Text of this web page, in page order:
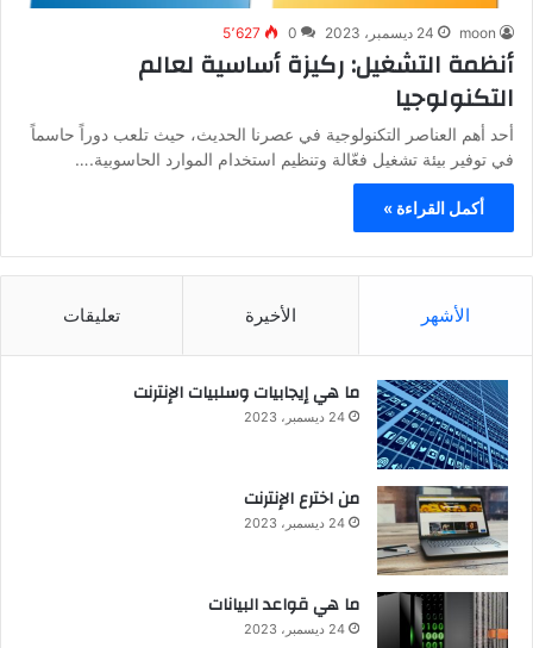
moon 24 ديسمبر، 2023 0 5٬627
أنظمة التشغيل: ركيزة أساسية لعالم
التكنولوجيا
أحد أهم العناصر التكنولوجية في عصرنا الحديث، حيث تلعب دوراً حاسماً
في توفير بيئة تشغيل فعّالة وتنظيم استخدام الموارد الحاسوبية.…
أكمل القراءة »
الأشهر الأخيرة تعليقات
ما هي إيجابيات وسلبيات الإنترنت
24 ديسمبر، 2023
من اخترع الإنترنت
24 ديسمبر، 2023
ما هي قواعد البيانات
24 ديسمبر، 2023